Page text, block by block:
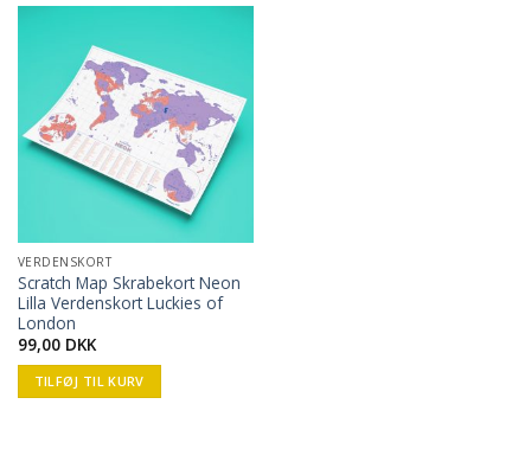
VERDENSKORT
Scratch Map Skrabekort Neon
Lilla Verdenskort Luckies of
London
99,00 DKK
TILFØJ TIL KURV